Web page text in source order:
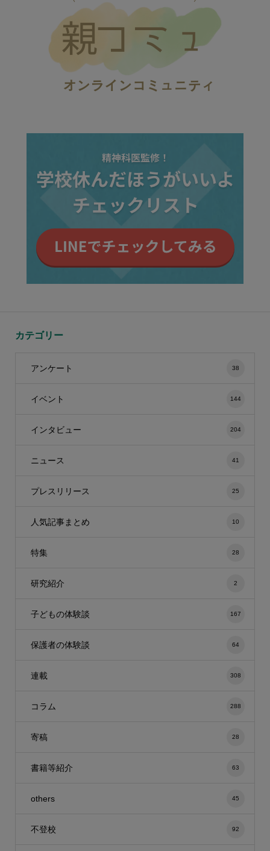
カテゴリー
アンケート 38
イベント 144
インタビュー 204
ニュース 41
プレスリリース 25
人気記事まとめ 10
特集 28
研究紹介 2
子どもの体験談 167
保護者の体験談 64
連載 308
コラム 288
寄稿 28
書籍等紹介 63
others 45
不登校 92